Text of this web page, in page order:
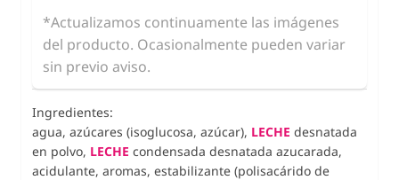
*Actualizamos continuamente las imágenes
del producto. Ocasionalmente pueden variar
sin previo aviso.
Ingredientes:
agua, azúcares (isoglucosa, azúcar), LECHE desnatada
en polvo, LECHE condensada desnatada azucarada,
acidulante, aromas, estabilizante (polisacárido de